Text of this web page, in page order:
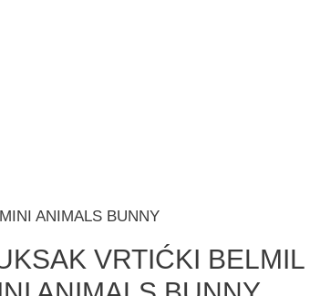
ANIMALS BUNNY
VRTIĆKI BELMIL